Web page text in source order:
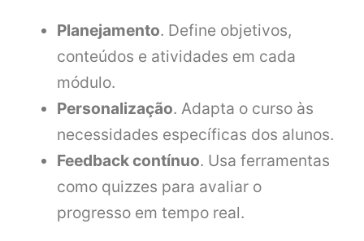
Planejamento. Define objetivos,
conteúdos e atividades em cada
módulo.
Personalização. Adapta o curso às
necessidades específicas dos alunos.
Feedback contínuo. Usa ferramentas
como quizzes para avaliar o
progresso em tempo real.